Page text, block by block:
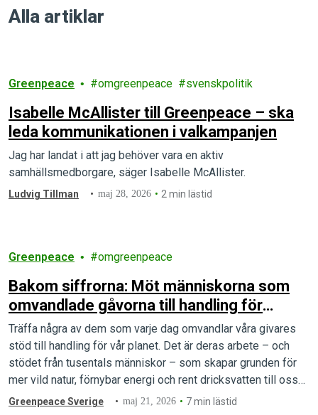
Alla artiklar
Greenpeace omgreenpeace svenskpolitik
Isabelle McAllister till Greenpeace – ska
leda kommunikationen i valkampanjen
Jag har landat i att jag behöver vara en aktiv
samhällsmedborgare, säger Isabelle McAllister.
Ludvig Tillman maj 28, 2026 2 min lästid
Greenpeace omgreenpeace
Bakom siffrorna: Möt människorna som
omvandlade gåvorna till handling för
planeten under 2025
Träffa några av dem som varje dag omvandlar våra givares
stöd till handling för vår planet. Det är deras arbete – och
stödet från tusentals människor – som skapar grunden för
mer vild natur, förnybar energi och rent dricksvatten till oss
alla.
Greenpeace Sverige maj 21, 2026 7 min lästid